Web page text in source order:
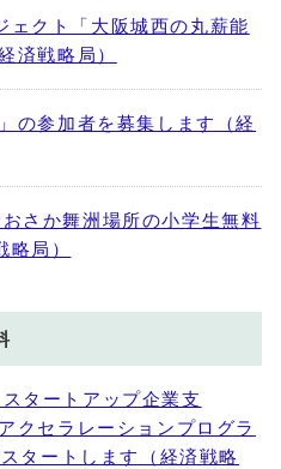
ェクト「大阪城西の丸薪能
済戦略局）
の参加者を募集します（経
さか舞洲場所の小学生無料
局）
タートアップ企業支
クセラレーションプログラ
タートします（経済戦略